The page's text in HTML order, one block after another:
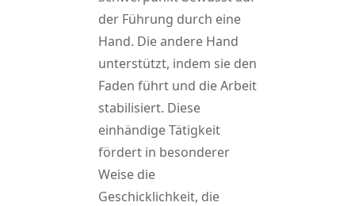
der Führung durch eine
Hand. Die andere Hand
unterstützt, indem sie den
Faden führt und die Arbeit
stabilisiert. Diese
einhändige Tätigkeit
fördert in besonderer
Weise die
Geschicklichkeit, die